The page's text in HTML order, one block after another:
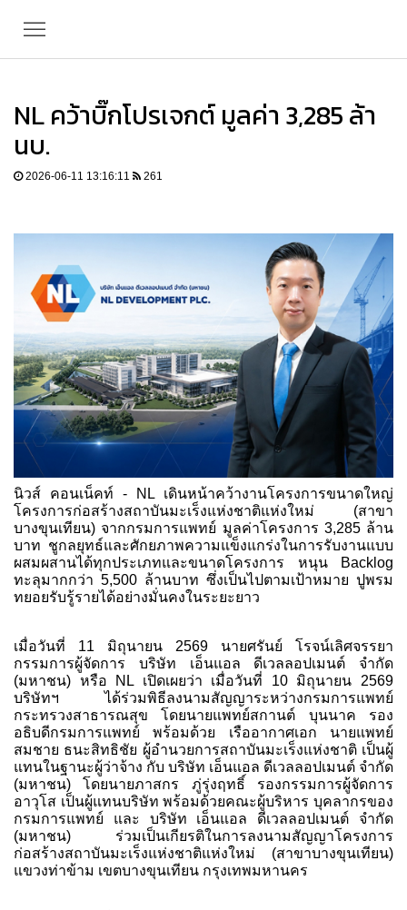
NL คว้าบิ๊กโปรเจกต์ มูลค่า 3,285 ล้า
นบ.
2026-06-11 13:16:11 261
นิวส์ คอนเน็คท์ - NL เดินหน้าคว้างานโครงการขนาดใหญ่
โครงการก่อสร้างสถาบันมะเร็งแห่งชาติแห่งใหม่ (สาขา
บางขุนเทียน) จากกรมการแพทย์ มูลค่าโครงการ 3,285 ล้าน
บาท ชูกลยุทธ์และศักยภาพความแข็งแกร่งในการรับงานแบบ
ผสมผสานได้ทุกประเภทและขนาดโครงการ หนุน Backlog
ทะลุมากกว่า 5,500 ล้านบาท ซึ่งเป็นไปตามเป้าหมาย ปูพรม
ทยอยรับรู้รายได้อย่างมั่นคงในระยะยาว
เมื่อวันที่ 11 มิถุนายน 2569 นายศรันย์ โรจน์เลิศจรรยา
กรรมการผู้จัดการ บริษัท เอ็นแอล ดีเวลลอปเมนต์ จำกัด
(มหาชน) หรือ NL เปิดเผยว่า เมื่อวันที่ 10 มิถุนายน 2569
บริษัทฯ ได้ร่วมพิธีลงนามสัญญาระหว่างกรมการแพทย์
กระทรวงสาธารณสุข โดยนายแพทย์สกานต์ บุนนาค รอง
อธิบดีกรมการแพทย์ พร้อมด้วย เรืออากาศเอก นายแพทย์
สมชาย ธนะสิทธิชัย ผู้อำนวยการสถาบันมะเร็งแห่งชาติ เป็นผู้
แทนในฐานะผู้ว่าจ้าง กับ บริษัท เอ็นแอล ดีเวลลอปเมนต์ จำกัด
(มหาชน) โดยนายภาสกร ภู่รุ่งฤทธิ์ รองกรรมการผู้จัดการ
อาวุโส เป็นผู้แทนบริษัท พร้อมด้วยคณะผู้บริหาร บุคลากรของ
กรมการแพทย์ และ บริษัท เอ็นแอล ดีเวลลอปเมนต์ จำกัด
(มหาชน) ร่วมเป็นเกียรติในการลงนามสัญญาโครงการ
ก่อสร้างสถาบันมะเร็งแห่งชาติแห่งใหม่ (สาขาบางขุนเทียน)
แขวงท่าข้าม เขตบางขุนเทียน กรุงเทพมหานคร